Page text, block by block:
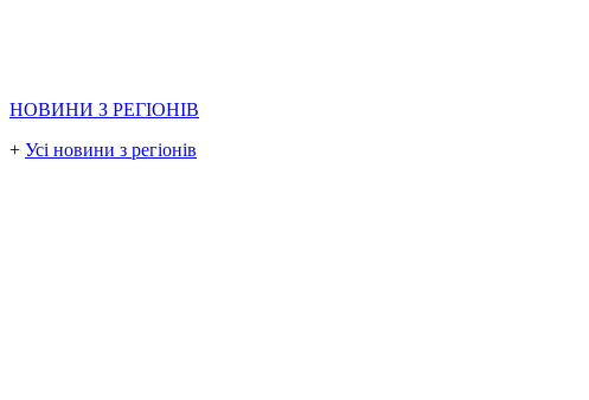
НОВИНИ З РЕГІОНІВ
+ Усі новини з регіонів